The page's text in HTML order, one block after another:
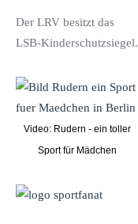
Der LRV besitzt das
LSB-Kinderschutzsiegel.
Video: Rudern - ein toller
Sport für Mädchen